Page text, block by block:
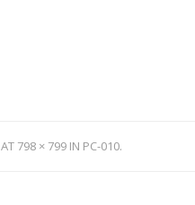
AT 798 × 799 IN PC-010.